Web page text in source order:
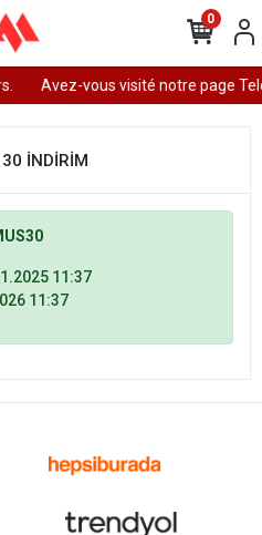
Avez-vous visité notre page
0
30 İNDİRİM
11:37
11:37